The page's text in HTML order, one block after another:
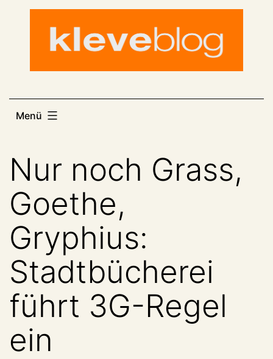
Menü
Nur noch Grass,
Goethe,
Gryphius:
Stadtbücherei
führt 3G-Regel
ein